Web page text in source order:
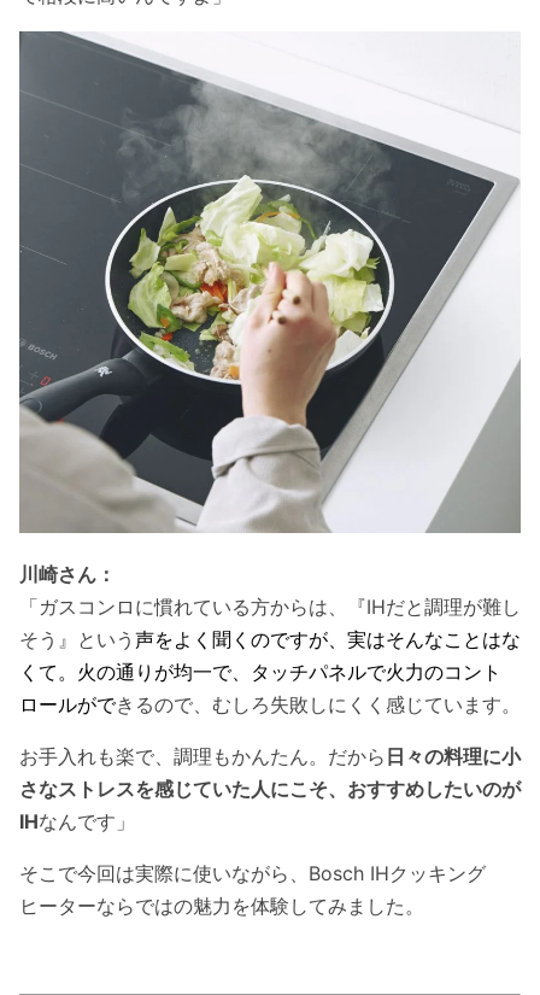
川崎さん：
「ガスコンロに慣れている方からは、『IHだと調理が難し
そう』という 声をよく聞くのですが、実はそんなことはな
くて。火の通りが均一で、タッチパネルで火力のコント
ロールができるので、むしろ失敗しにくく感じています。
お手入れも楽で、調理もかんたん。だから 日々の料理に小
さなストレスを感じていた人にこそ、おすすめしたいのが
IHなんです」
そこで今回は実際に使いながら、Bosch IHクッキング
ヒーターならではの魅力を体験してみました。